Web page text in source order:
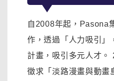
自2008年起，Pasona
作，透過「人力吸引」
計畫，吸引多元人才。
徵求「淡路漫畫與動畫